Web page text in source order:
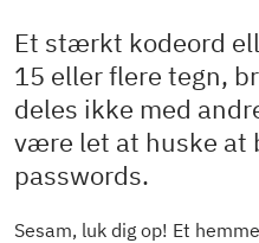
Et stærkt kodeord
15 eller flere tegn,
deles ikke med
være let at huske
passwords.
Sesam, luk dig op! Et